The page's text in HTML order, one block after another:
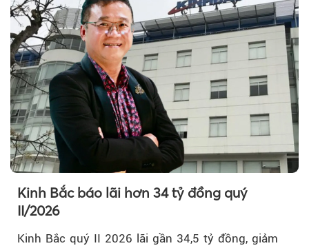
Kinh Bắc báo lãi hơn 34 tỷ đồng quý
II/2026
Kinh Bắc quý II 2026 lãi gần 34,5 tỷ đồng, giảm